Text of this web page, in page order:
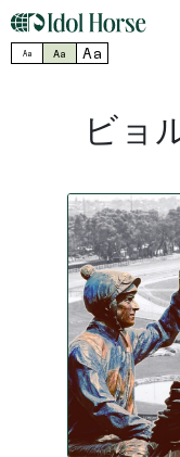
Aa Aa Aa
ビョ